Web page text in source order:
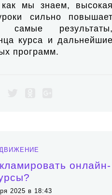
мы знаем,
сильно
курса и
программ.
онлайн-
2025 в 18:43